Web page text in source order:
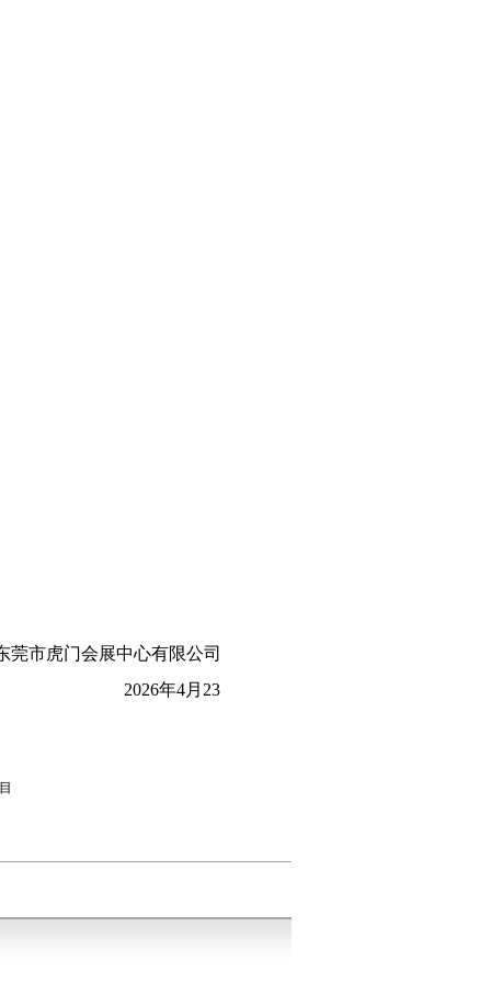
莞市虎门会展中心有限公司
2026年4月 23